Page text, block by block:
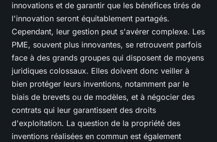
innovations et de garantir que les bénéfices tirés de
l'innovation seront équitablement partagés.
Cependant, leur gestion peut s'avérer complexe. Les
PME, souvent plus innovantes, se retrouvent parfois
face à des grands groupes qui disposent de moyens
juridiques colossaux. Elles doivent donc veiller à
bien protéger leurs inventions, notamment par le
biais de brevets ou de modèles, et à négocier des
contrats qui leur garantissent des droits
d'exploitation. La question de la propriété des
inventions réalisées en commun est également